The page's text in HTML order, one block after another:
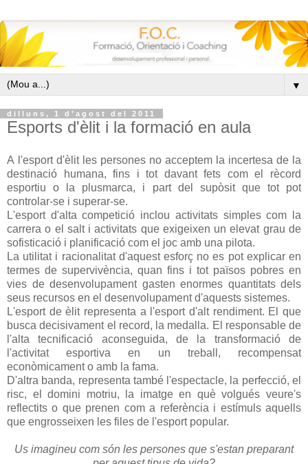
▼
dilluns, 1 d’agost del 2011
Esports d'èlit i la formació en aula
A l'esport d'èlit les persones no acceptem la incertesa de la
destinació humana, fins i tot davant fets com el rècord
esportiu o la plusmarca, i part del supòsit que tot pot
controlar-se i superar-se.
L'esport d'alta competició inclou activitats simples com la
carrera o el salt i activitats que exigeixen un elevat grau de
sofisticació i planificació com el joc amb una pilota.
La utilitat i racionalitat d'aquest esforç no es pot explicar en
termes de supervivència, quan fins i tot països pobres en
vies de desenvolupament gasten enormes quantitats dels
seus recursos en el desenvolupament d'aquests sistemes.
L'esport de èlit representa a l'esport d'alt rendiment. El que
busca decisivament el record, la medalla. El responsable de
l'alta tecnificació aconseguida, de la transformació de
l'activitat esportiva en un treball, recompensat
econòmicament o amb la fama.
D'altra banda, representa també l'espectacle, la perfecció, el
risc, el domini motriu, la imatge en què volgués veure's
reflectits o que prenen com a referència i estímuls aquells
que engrosseixen les files de l'esport popular.
Us imagineu com són les persones que s'estan preparant